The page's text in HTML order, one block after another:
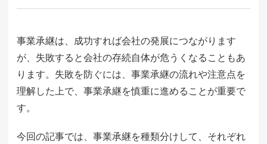
事業承継は、成功すれば会社の発展につながります
が、失敗すると会社の存続自体が危うくなることもあ
ります。失敗を防ぐには、事業承継の流れや注意点を
理解した上で、事業承継を慎重に進めることが重要で
す。
今回の記事では、事業承継を種類分けして、それぞれ